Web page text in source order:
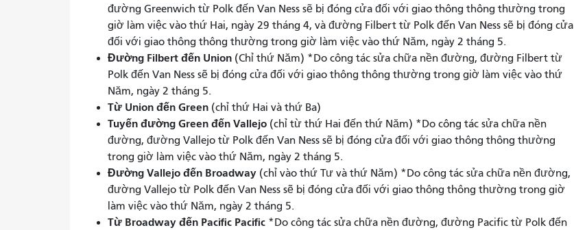
đường Greenwich từ Polk đến Van Ness sẽ bị đóng cửa đối với giao thông thông thường trong
giờ làm việc vào thứ Hai, ngày 29 tháng 4, và đường Filbert từ Polk đến Van Ness sẽ bị đóng cửa
đối với giao thông thông thường trong giờ làm việc vào thứ Năm, ngày 2 tháng 5.
Đường Filbert đến Union (Chỉ thứ Năm) *Do công tác sửa chữa nền đường, đường Filbert từ
Polk đến Van Ness sẽ bị đóng cửa đối với giao thông thông thường trong giờ làm việc vào thứ
Năm, ngày 2 tháng 5.
Từ Union đến Green (chỉ thứ Hai và thứ Ba)
Tuyến đường Green đến Vallejo (chỉ từ thứ Hai đến thứ Năm) *Do công tác sửa chữa nền
đường, đường Vallejo từ Polk đến Van Ness sẽ bị đóng cửa đối với giao thông thông thường
trong giờ làm việc vào thứ Năm, ngày 2 tháng 5.
Đường Vallejo đến Broadway (chỉ vào thứ Tư và thứ Năm) *Do công tác sửa chữa nền đường,
đường Vallejo từ Polk đến Van Ness sẽ bị đóng cửa đối với giao thông thông thường trong giờ
làm việc vào thứ Năm, ngày 2 tháng 5.
Từ Broadway đến Pacific Pacific *Do công tác sửa chữa nền đường, đường Pacific từ Polk đến